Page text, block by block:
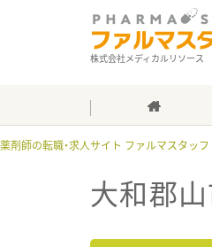
株式会社メディカルリソース
薬剤師の転職・求人サイト ファルマスタッフ
大和郡山